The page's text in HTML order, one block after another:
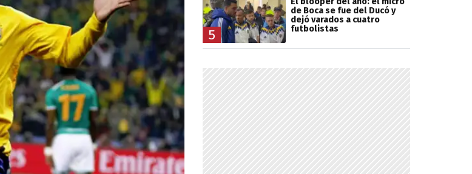
5
de Boca se fue del Ducó y
dejó varados a cuatro
futbolistas